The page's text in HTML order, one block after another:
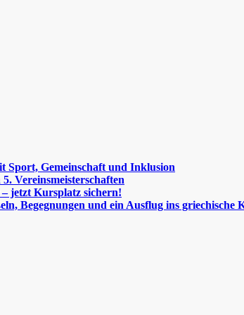
Sport, Gemeinschaft und Inklusion
Vereinsmeisterschaften
– jetzt Kursplatz sichern!
Begegnungen und ein Ausflug ins griechische